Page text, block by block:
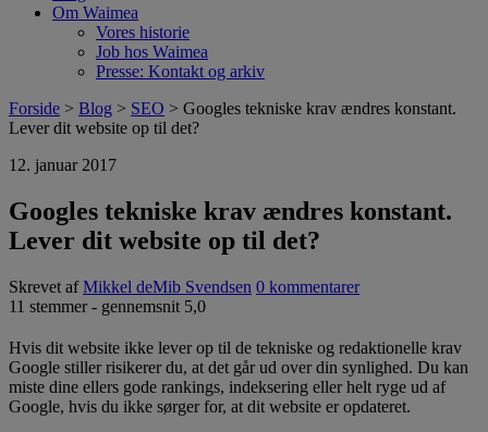
Om Waimea
Vores historie
Job hos Waimea
Presse: Kontakt og arkiv
Forside > Blog > SEO > Googles tekniske krav ændres konstant.
Lever dit website op til det?
12. januar 2017
Googles tekniske krav ændres konstant.
Lever dit website op til det?
Skrevet afMikkel deMib Svendsen 0 kommentarer
11 stemmer - gennemsnit 5,0
Hvis dit website ikke lever op til de tekniske og redaktionelle krav
Google stiller risikerer du, at det går ud over din synlighed. Du kan
miste dine ellers gode rankings, indeksering eller helt ryge ud af
Google, hvis du ikke sørger for, at dit website er opdateret.